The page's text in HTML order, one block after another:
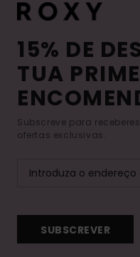
15% DE
TUA
Subscreve para
ofertas exclusivas.
SUBSCREVER